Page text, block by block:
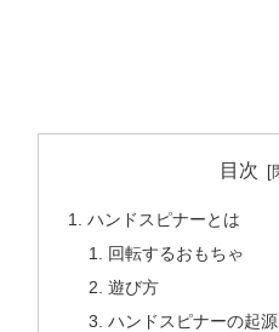
目次
ハンドスピナーとは
回転するおもちゃ
遊び方
ハンドスピナーの起源